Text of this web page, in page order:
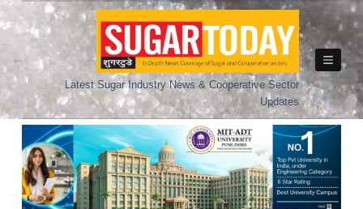
Skip
to
Latest Sugar Industry News & Cooperative Sector
Updates